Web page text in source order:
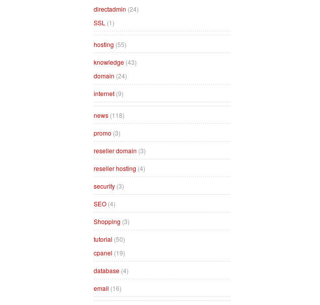
directadmin (24)
SSL (1)
hosting (55)
knowledge (43)
domain (24)
internet (9)
news (118)
promo (3)
reseller domain (3)
reseller hosting (4)
security (3)
SEO (4)
Shopping (3)
tutorial (50)
cpanel (19)
database (4)
email (16)